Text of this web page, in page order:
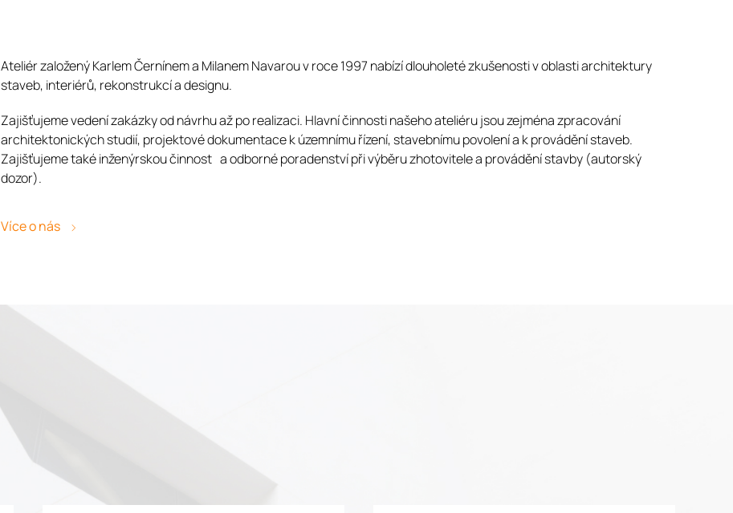
Ateliér založený Karlem Černínem a Milanem Navarou v roce 1997 nabízí dlouholeté zkušenosti v oblasti architektury
staveb, interiérů, rekonstrukcí a designu.
Zajišťujeme vedení zakázky od návrhu až po realizaci. Hlavní činnosti našeho ateliéru jsou zejména zpracování
architektonických studií, projektové dokumentace k územnímu řízení, stavebnímu povolení a k provádění staveb.
Zajišťujeme také inženýrskou činnost a odborné poradenství při výběru zhotovitele a provádění stavby (autorský
dozor).
Více o nás